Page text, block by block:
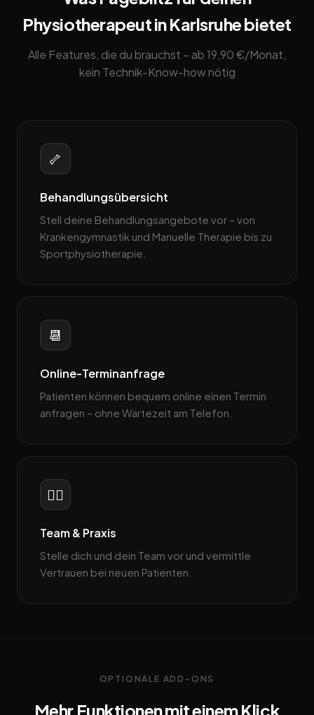
Physiotherapeut in Karlsruhe bietet
Alle Features, die du brauchst – ab 19,90 €/Monat,
kein Technik-Know-how nötig
🦴
Behandlungsübersicht
Stell deine Behandlungsangebote vor – von
Krankengymnastik und Manuelle Therapie bis zu
Sportphysiotherapie.
📆
Online-Terminanfrage
Patienten können bequem online einen Termin
anfragen – ohne Wartezeit am Telefon.
👩‍⚕️
Team & Praxis
Stelle dich und dein Team vor und vermittle
Vertrauen bei neuen Patienten.
OPTIONALE ADD-ONS
Mehr Funktionen mit einem Klick